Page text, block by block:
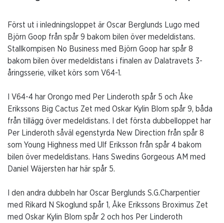
Först ut i inledningsloppet är Oscar Berglunds Lugo med
Björn Goop från spår 9 bakom bilen över medeldistans.
Stallkompisen No Business med Björn Goop har spår 8
bakom bilen över medeldistans i finalen av Dalatravets 3-
åringsserie, vilket körs som V64-1.
I V64-4 har Orongo med Per Linderoth spår 5 och Åke
Erikssons Big Cactus Zet med Oskar Kylin Blom spår 9, båda
från tillägg över medeldistans. I det första dubbelloppet har
Per Linderoth såväl egenstyrda New Direction från spår 8
som Young Highness med Ulf Eriksson från spår 4 bakom
bilen över medeldistans. Hans Swedins Gorgeous AM med
Daniel Wäjersten har här spår 5.
I den andra dubbeln har Oscar Berglunds S.G.Charpentier
med Rikard N Skoglund spår 1, Åke Erikssons Broximus Zet
med Oskar Kylin Blom spår 2 och hos Per Linderoth